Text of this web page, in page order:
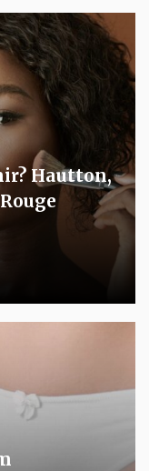
Hautton,